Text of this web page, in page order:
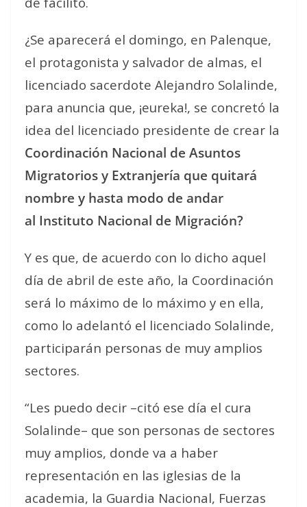
¿Se aparecerá el domingo, en Palenque,
el protagonista y salvador de almas, el
licenciado sacerdote Alejandro Solalinde,
para anuncia que, ¡eureka!, se concretó la
idea del licenciado presidente de crear la
Coordinación Nacional de Asuntos
Migratorios y Extranjería que quitará
nombre y hasta modo de andar
al Instituto Nacional de Migración?
Y es que, de acuerdo con lo dicho aquel
día de abril de este año, la Coordinación
será lo máximo de lo máximo y en ella,
como lo adelantó el licenciado Solalinde,
participarán personas de muy amplios
sectores.
“Les puedo decir –citó ese día el cura
Solalinde– que son personas de sectores
muy amplios, donde va a haber
representación en las iglesias de la
academia, la Guardia Nacional, Fuerzas